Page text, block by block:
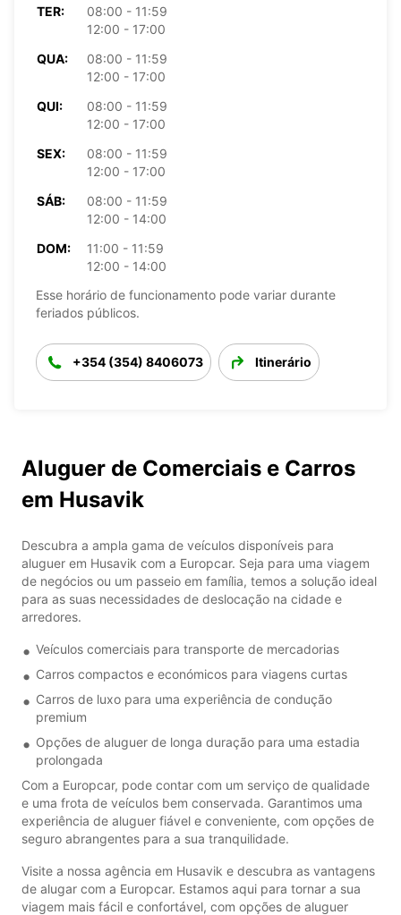
TER:
08:00 - 11:59
12:00 - 17:00
QUA:
08:00 - 11:59
12:00 - 17:00
QUI:
08:00 - 11:59
12:00 - 17:00
SEX:
08:00 - 11:59
12:00 - 17:00
SÁB:
08:00 - 11:59
12:00 - 14:00
DOM:
11:00 - 11:59
12:00 - 14:00
Esse horário de funcionamento pode variar durante
feriados públicos.
+354 (354) 8406073 Itinerário
Aluguer de Comerciais e Carros
em Husavik
Descubra a ampla gama de veículos disponíveis para
aluguer em Husavik com a Europcar. Seja para uma viagem
de negócios ou um passeio em família, temos a solução ideal
para as suas necessidades de deslocação na cidade e
arredores.
Veículos comerciais para transporte de mercadorias
Carros compactos e económicos para viagens curtas
Carros de luxo para uma experiência de condução
premium
Opções de aluguer de longa duração para uma estadia
prolongada
Com a Europcar, pode contar com um serviço de qualidade
e uma frota de veículos bem conservada. Garantimos uma
experiência de aluguer fiável e conveniente, com opções de
seguro abrangentes para a sua tranquilidade.
Visite a nossa agência em Husavik e descubra as vantagens
de alugar com a Europcar. Estamos aqui para tornar a sua
viagem mais fácil e confortável, com opções de aluguer